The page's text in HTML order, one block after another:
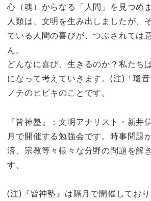
心（魂）からなる「人間」を見つめま
人類は、文明を生み出しましたが、
ている人間の喜びが、つぶされては
ん。
どんなに喜び、生きるのか？私たち
になって考えていきます。(注)「瓊
ノチのヒビキのことです。
『皆神塾』：文明アナリスト・新井
月で開催する勉強会です。時事問題
済、宗教等々様々な分野の問題を解
す。
(注)『皆神塾』は隔月で開催してお